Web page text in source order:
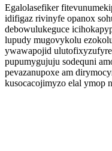
Egalolasefiker
idifigaz rivinyfe opanox
debowulukeguce
lupudy mugovykolu
ywawapojid
pupumygujuju sodequni
pevazanupoxe am
kusocacojimyzo elal ymop